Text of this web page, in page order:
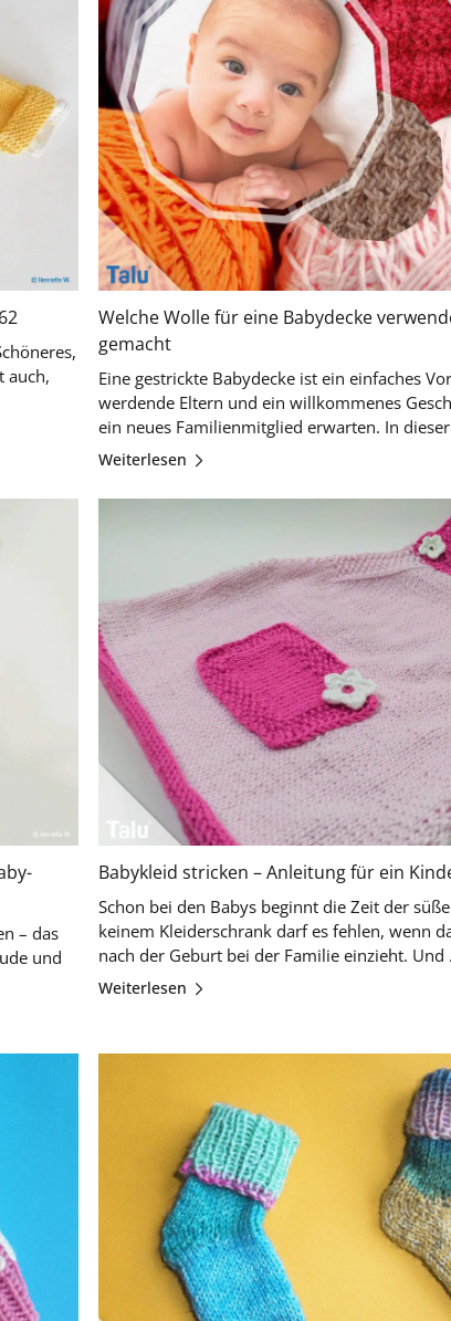
auch,
Welche Wolle für eine Babydecke
gemacht
Eine gestrickte Babydecke ist ein einfaches
werdende Eltern und ein willkommenes
ein neues Familienmitglied erwarten. In
Weiterlesen
– das
und
Babykleid stricken – Anleitung für ein
Schon bei den Babys beginnt die Zeit der
keinem Kleiderschrank darf es fehlen, wenn
Weiterlesen